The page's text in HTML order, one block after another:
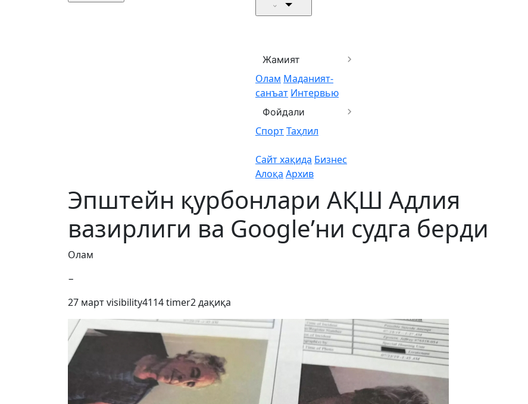
Жамият
Олам Маданият-
санъат Интервью
Фойдали
СпортТаҳлил
Сайт хақида Бизнес
Алоқа Архив
Эпштейн қурбонлари АҚШ Адлия
вазирлиги ва Google’ни судга берди
Олам
−
27 мартvisibility4114timer2 дақиқа